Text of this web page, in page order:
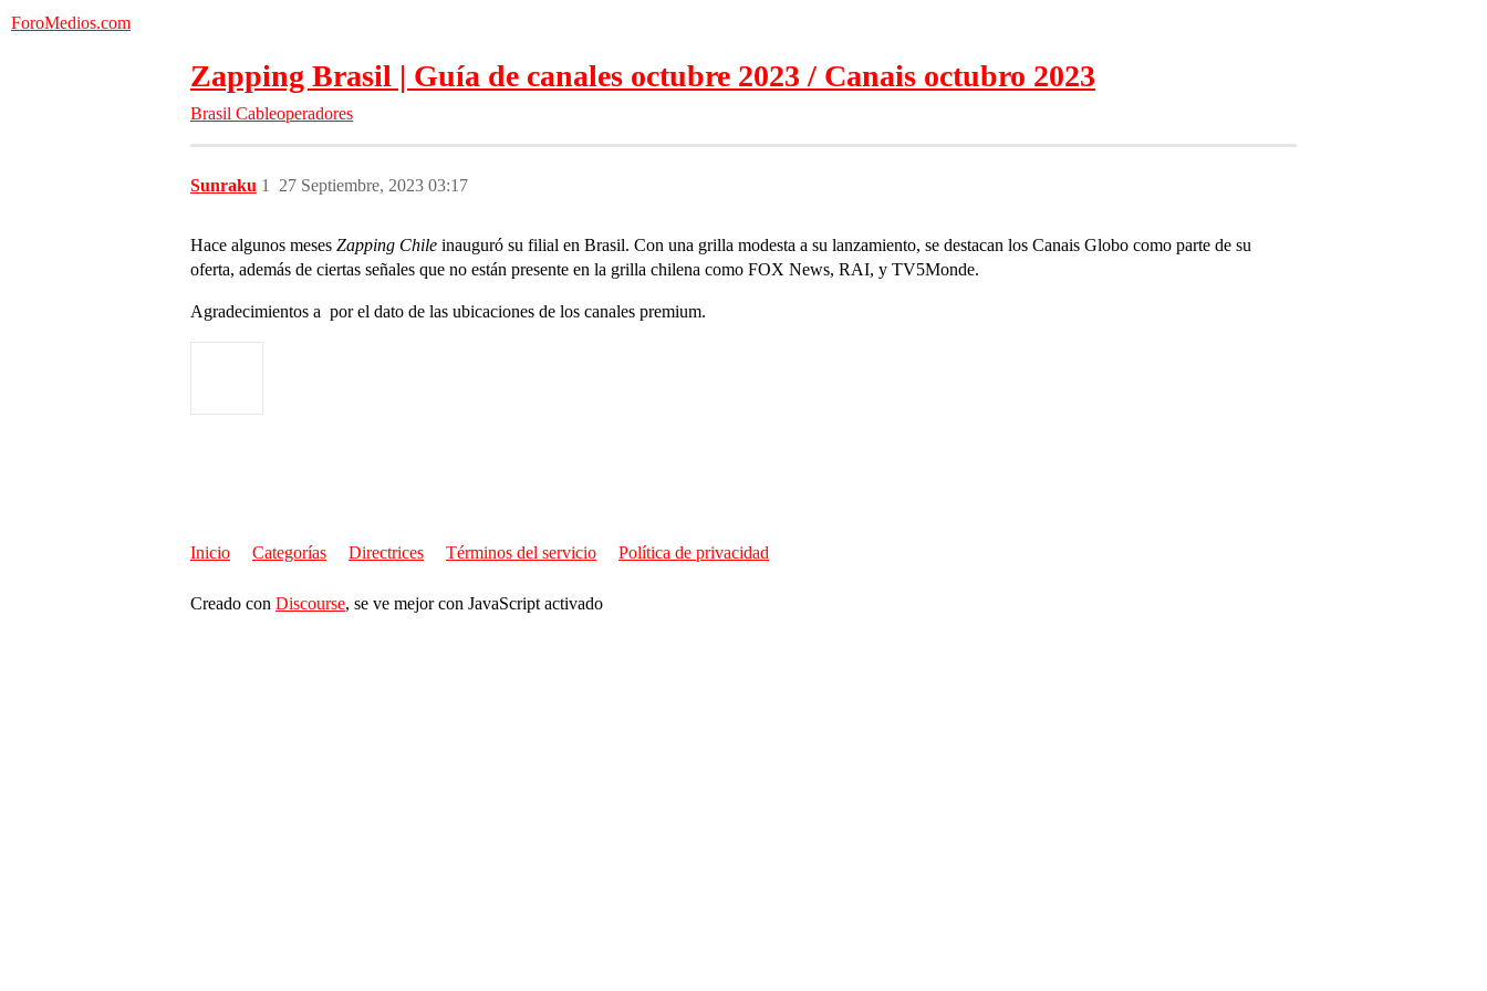
ForoMedios.com
Zapping Brasil | Guía de canales octubre 2023 / Canais octubro 2023
Brasil Cableoperadores
Sunraku 27 Septiembre, 2023 03:17
1
Hace algunos meses Zapping Chile inauguró su filial en Brasil. Con una grilla modesta a su lanzamiento, se destacan los Canais Globo como parte de su
oferta, además de ciertas señales que no están presente en la grilla chilena como FOX News, RAI, y TV5Monde.
Agradecimientos a por el dato de las ubicaciones de los canales premium.
Inicio Categorías Directrices Términos del servicio Política de privacidad
Creado con Discourse, se ve mejor con JavaScript activado